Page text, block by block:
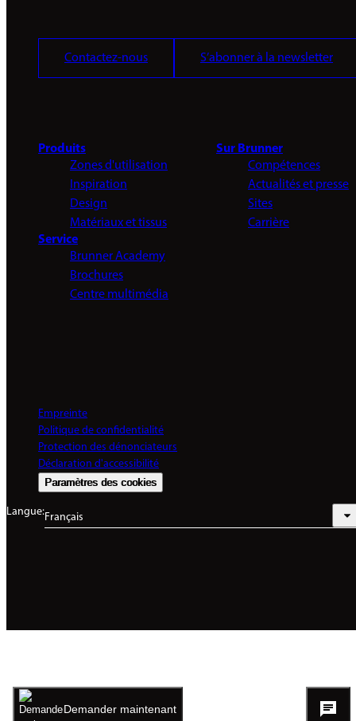
Demander maintenant
Contactez-nous S’abonner à la newsletter
Produits
Zones d'utilisation
Inspiration
Design
Matériaux et tissus
Sur Brunner
Compétences
Actualités et presse
Sites
Carrière
Service
Brunner Academy
Brochures
Centre multimédia
Empreinte
Politique de confidentialité
Protection des dénonciateurs
Déclaration d'accessibilité
Paramètres des cookies
Langue:Français